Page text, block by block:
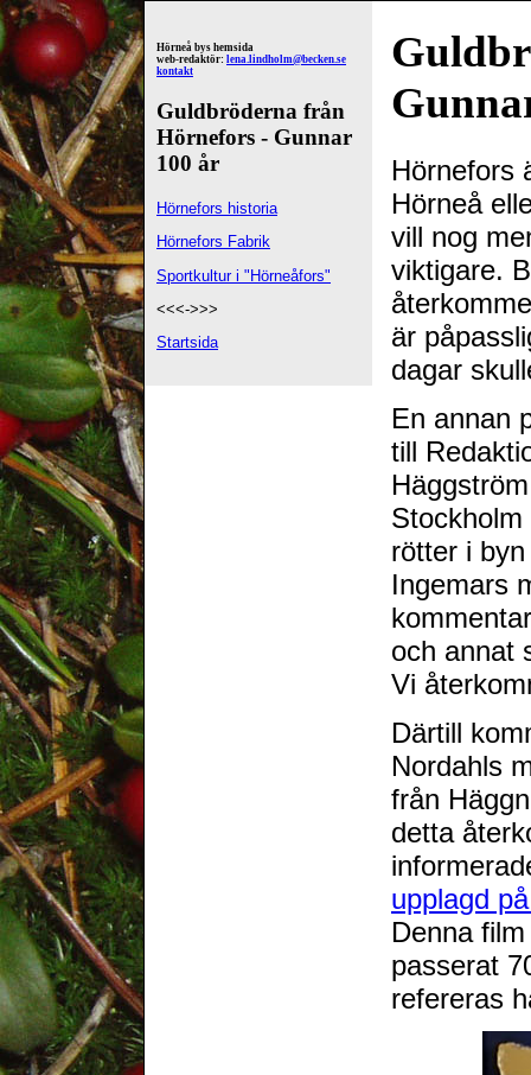
Hörneå bys hemsida
web-redaktör: lena.lindholm@becken.se
kontakt
Guldbröderna från
Hörnefors - Gunnar
100 år
Hörnefors historia
Hörnefors Fabrik
Sportkultur i "Hörneåfors"
<<<->>>
Startsida
Hörnefors
Hörneå
vill nog
viktigare.
är
dagar
En annan
till
rötter i
Ingemars
och annat
Vi
Därtill
Nordahls
från
detta
upplagd
Denna
passerat
refereras